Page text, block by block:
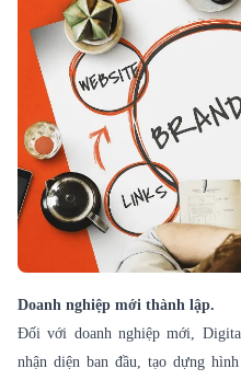
Doanh nghiệp mới thành lập.
Đối với doanh nghiệp mới,
nhận diện ban đầu, tạo dựng